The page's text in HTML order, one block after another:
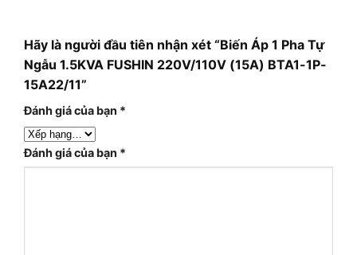
Hãy là người đầu tiên nhận xét “Biến Áp 1 Pha Tự
Ngẫu 1.5KVA FUSHIN 220V/110V (15A) BTA1-1P-
15A22/11”
Đánh giá của bạn *
Đánh giá của bạn *